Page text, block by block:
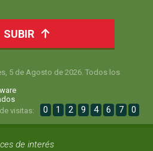
SUBIR
5 de Agosto de 2026. Todos los
visitas:
0 1 2 9 4 6 7 0
de interés